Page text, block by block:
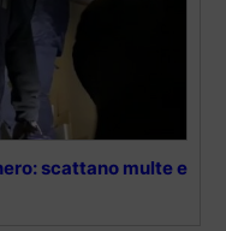
scattano multe e